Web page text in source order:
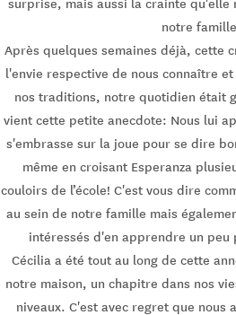
surprise, mais aussi la crainte qu'elle
notre
Après quelques semaines déjà, cette
l'envie respective de nous connaître
nos traditions, notre quotidien était
vient cette petite anecdote: Nous lui
s'embrasse sur la joue pour se dire
même en croisant Esperanza
couloirs de l’école! C'est vous dire
au sein de notre famille mais
intéressés d'en apprendre un peu
Cécilia a été tout au long de cette
notre maison, un chapitre dans nos
niveaux. C'est avec regret que nous